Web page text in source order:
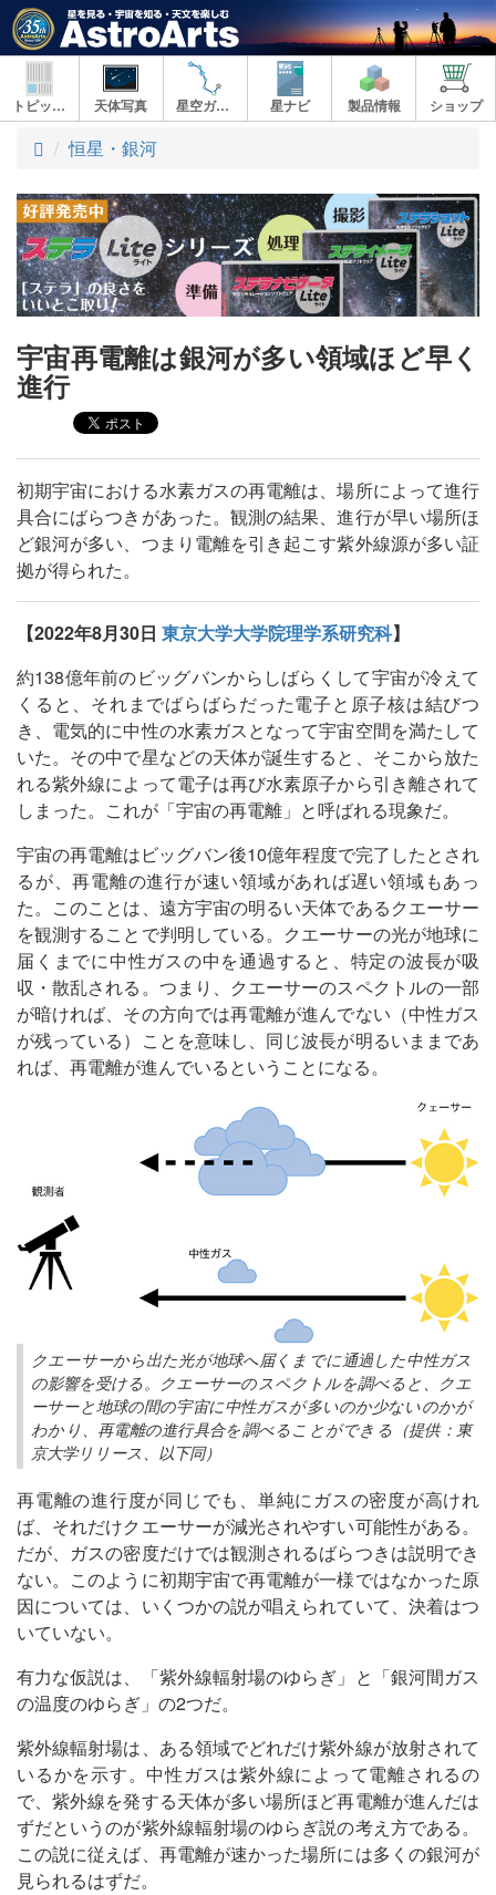
トピックス 天体写真 星空ガイド 星ナビ 製品情報 ショップ
ト
プ
恒星・銀河
宇宙再電離は銀河が多い領域ほど早く
進行
初期宇宙における水素ガスの再電離は、場所によって進行
具合にばらつきがあった。観測の結果、進行が早い場所ほ
ど銀河が多い、つまり電離を引き起こす紫外線源が多い証
拠が得られた。
【2022年8月30日 東京大学大学院理学系研究科】
約138億年前のビッグバンからしばらくして宇宙が冷えて
くると、それまでばらばらだった電子と原子核は結びつ
き、電気的に中性の水素ガスとなって宇宙空間を満たして
いた。その中で星などの天体が誕生すると、そこから放た
れる紫外線によって電子は再び水素原子から引き離されて
しまった。これが「宇宙の再電離」と呼ばれる現象だ。
宇宙の再電離はビッグバン後10億年程度で完了したとされ
るが、再電離の進行が速い領域があれば遅い領域もあっ
た。このことは、遠方宇宙の明るい天体であるクエーサー
を観測することで判明している。クエーサーの光が地球に
届くまでに中性ガスの中を通過すると、特定の波長が吸
収・散乱される。つまり、クエーサーのスペクトルの一部
が暗ければ、その方向では再電離が進んでない（中性ガス
が残っている）ことを意味し、同じ波長が明るいままであ
れば、再電離が進んでいるということになる。
クエーサーから出た光が地球へ届くまでに通過した中性ガス
の影響を受ける。クエーサーのスペクトルを調べると、クエ
ーサーと地球の間の宇宙に中性ガスが多いのか少ないのかが
わかり、再電離の進行具合を調べることができる（提供：東
京大学リリース、以下同）
再電離の進行度が同じでも、単純にガスの密度が高けれ
ば、それだけクエーサーが減光されやすい可能性がある。
だが、ガスの密度だけでは観測されるばらつきは説明でき
ない。このように初期宇宙で再電離が一様ではなかった原
因については、いくつかの説が唱えられていて、決着はつ
いていない。
有力な仮説は、「紫外線輻射場のゆらぎ」と「銀河間ガス
の温度のゆらぎ」の2つだ。
紫外線輻射場は、ある領域でどれだけ紫外線が放射されて
いるかを示す。中性ガスは紫外線によって電離されるの
で、紫外線を発する天体が多い場所ほど再電離が進んだは
ずだというのが紫外線輻射場のゆらぎ説の考え方である。
この説に従えば、再電離が速かった場所には多くの銀河が
見られるはずだ。